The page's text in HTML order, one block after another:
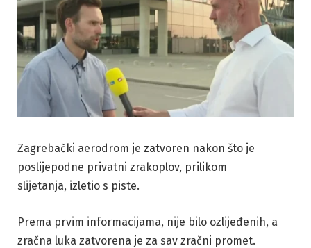
Zagrebački aerodrom je zatvoren nakon što je
poslijepodne privatni zrakoplov, prilikom
slijetanja, izletio s piste.
Prema prvim informacijama, nije bilo ozlijeđenih, a
zračna luka zatvorena je za sav zračni promet.